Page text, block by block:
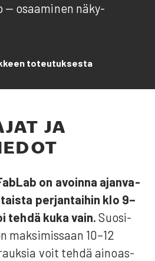
— osaa­mi­nen näky­
toteu­tuk­ses­ta
JA
on avoin­na ajan­va­
per­jan­tai­hin klo 9–
teh­dä kuka vain. Suo­si­
mak­si­mis­saan 10–12
voit teh­dä ainoas­